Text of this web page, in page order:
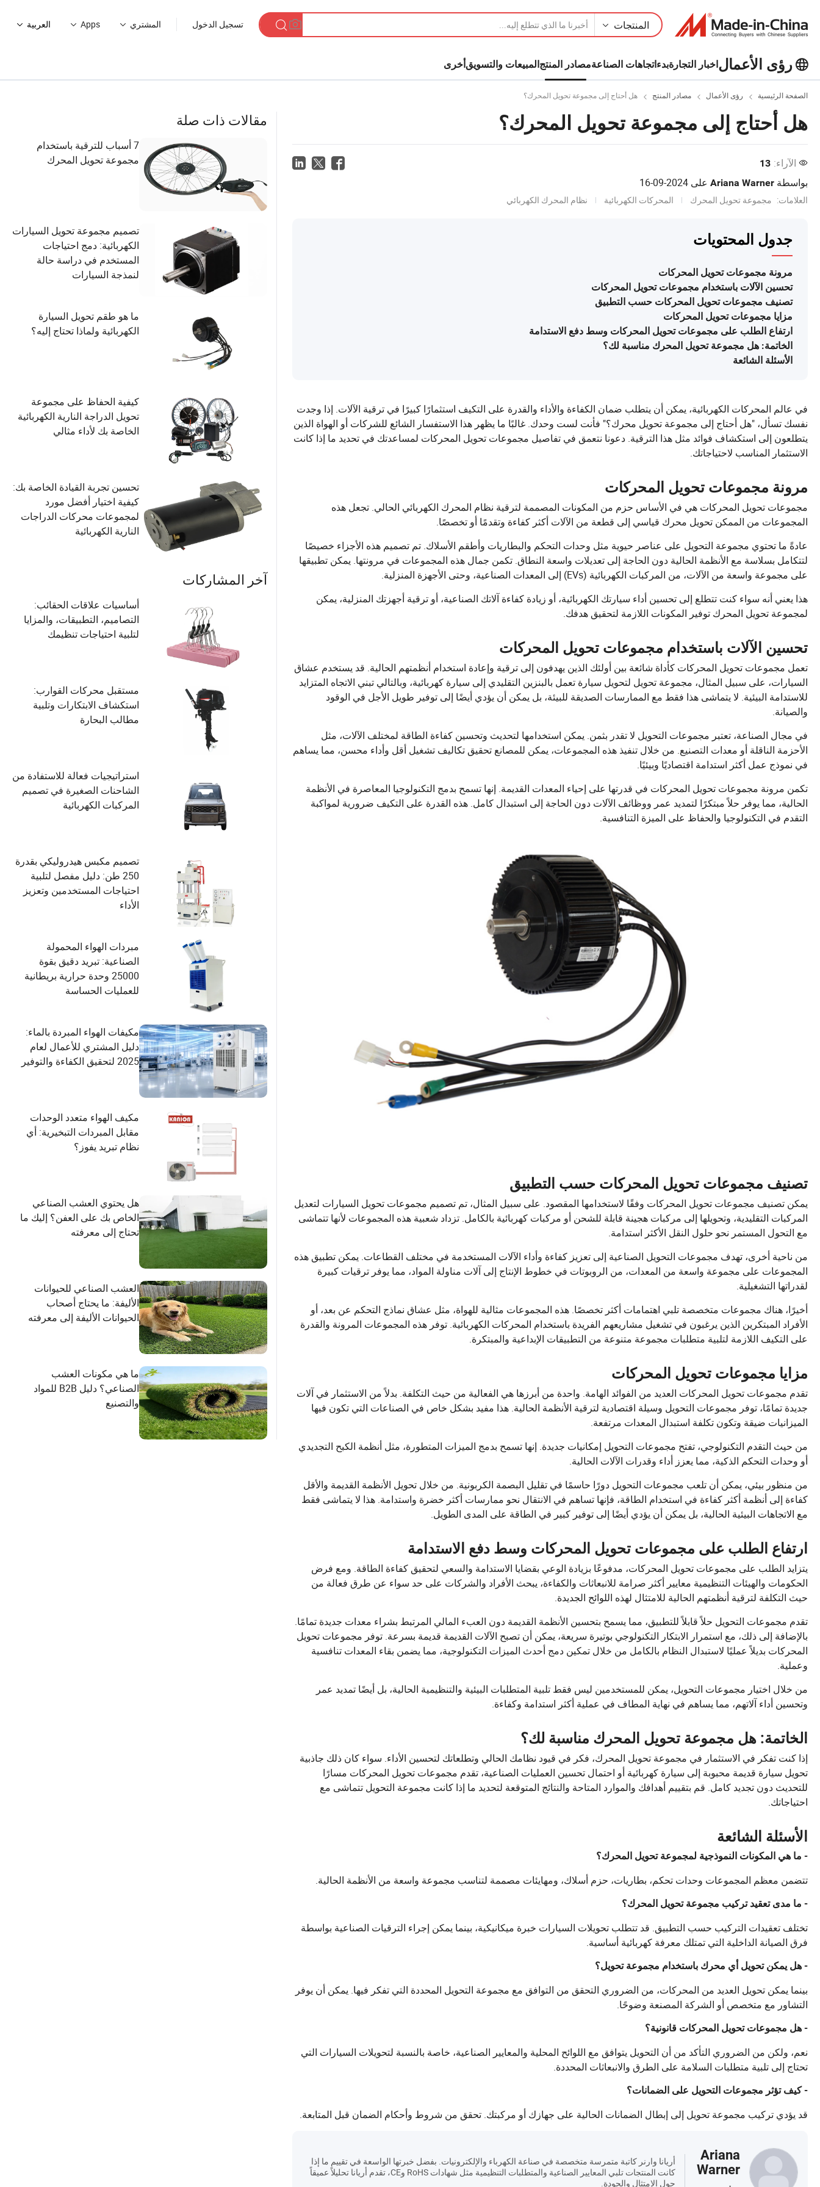
المنتجات تسجيل الدخول المشتري Apps العربية
رؤى الأعمالاخبار التجارةبدءاتجاهات الصناعةمصادر المنتجالمبيعات والتسويقأخرى
استكشف المزيد من المقالات الشهيرة
على رؤى الأعمال!
عرض المزيد
الصفحة الرئيسية رؤى الأعمال مصادر المنتج هل أحتاج إلى مجموعة تحويل المحرك؟
هل أحتاج إلى مجموعة تحويل المحرك؟
الآراء: 13
بواسطة Ariana Warner على 2024-09-16
العلامات: مجموعة تحويل المحرك المحركات الكهربائية نظام المحرك الكهربائي
جدول المحتويات
مرونة مجموعات تحويل المحركات
تحسين الآلات باستخدام مجموعات تحويل المحركات
تصنيف مجموعات تحويل المحركات حسب التطبيق
مزايا مجموعات تحويل المحركات
ارتفاع الطلب على مجموعات تحويل المحركات وسط دفع الاستدامة
الخاتمة: هل مجموعة تحويل المحرك مناسبة لك؟
الأسئلة الشائعة
في عالم المحركات الكهربائية، يمكن أن يتطلب ضمان الكفاءة والأداء والقدرة على التكيف استثمارًا كبيرًا في ترقية الآلات. إذا وجدت
نفسك تسأل، "هل أحتاج إلى مجموعة تحويل محرك؟" فأنت لست وحدك. غالبًا ما يظهر هذا الاستفسار الشائع للشركات أو الهواة الذين
يتطلعون إلى استكشاف فوائد مثل هذا الترقية. دعونا نتعمق في تفاصيل مجموعات تحويل المحركات لمساعدتك في تحديد ما إذا كانت
الاستثمار المناسب لاحتياجاتك.
مرونة مجموعات تحويل المحركات
مجموعات تحويل المحركات هي في الأساس حزم من المكونات المصممة لترقية نظام المحرك الكهربائي الحالي. تجعل هذه
المجموعات من الممكن تحويل محرك قياسي إلى قطعة من الآلات أكثر كفاءة وتقدمًا أو تخصصًا.
عادةً ما تحتوي مجموعة التحويل على عناصر حيوية مثل وحدات التحكم والبطاريات وأطقم الأسلاك. تم تصميم هذه الأجزاء خصيصًا
لتتكامل بسلاسة مع الأنظمة الحالية دون الحاجة إلى تعديلات واسعة النطاق. تكمن جمال هذه المجموعات في مرونتها. يمكن تطبيقها
على مجموعة واسعة من الآلات، من المركبات الكهربائية (EVs) إلى المعدات الصناعية، وحتى الأجهزة المنزلية.
هذا يعني أنه سواء كنت تتطلع إلى تحسين أداء سيارتك الكهربائية، أو زيادة كفاءة آلاتك الصناعية، أو ترقية أجهزتك المنزلية، يمكن
لمجموعة تحويل المحرك توفير المكونات اللازمة لتحقيق هدفك.
تحسين الآلات باستخدام مجموعات تحويل المحركات
تعمل مجموعات تحويل المحركات كأداة شائعة بين أولئك الذين يهدفون إلى ترقية وإعادة استخدام أنظمتهم الحالية. قد يستخدم عشاق
السيارات، على سبيل المثال، مجموعة تحويل لتحويل سيارة تعمل بالبنزين التقليدي إلى سيارة كهربائية، وبالتالي تبني الاتجاه المتزايد
للاستدامة البيئية. لا يتماشى هذا فقط مع الممارسات الصديقة للبيئة، بل يمكن أن يؤدي أيضًا إلى توفير طويل الأجل في الوقود
والصيانة.
في مجال الصناعة، تعتبر مجموعات التحويل لا تقدر بثمن. يمكن استخدامها لتحديث وتحسين كفاءة الطاقة لمختلف الآلات، مثل
الأحزمة الناقلة أو معدات التصنيع. من خلال تنفيذ هذه المجموعات، يمكن للمصانع تحقيق تكاليف تشغيل أقل وأداء محسن، مما يساهم
في نموذج عمل أكثر استدامة اقتصاديًا وبيئيًا.
تكمن مرونة مجموعات تحويل المحركات في قدرتها على إحياء المعدات القديمة. إنها تسمح بدمج التكنولوجيا المعاصرة في الأنظمة
الحالية، مما يوفر حلاً مبتكرًا لتمديد عمر ووظائف الآلات دون الحاجة إلى استبدال كامل. هذه القدرة على التكيف ضرورية لمواكبة
التقدم في التكنولوجيا والحفاظ على الميزة التنافسية.
تصنيف مجموعات تحويل المحركات حسب التطبيق
يمكن تصنيف مجموعات تحويل المحركات وفقًا لاستخدامها المقصود. على سبيل المثال، تم تصميم مجموعات تحويل السيارات لتعديل
المركبات التقليدية، وتحويلها إلى مركبات هجينة قابلة للشحن أو مركبات كهربائية بالكامل. تزداد شعبية هذه المجموعات لأنها تتماشى
مع التحول المستمر نحو حلول النقل الأكثر استدامة.
من ناحية أخرى، تهدف مجموعات التحويل الصناعية إلى تعزيز كفاءة وأداء الآلات المستخدمة في مختلف القطاعات. يمكن تطبيق هذه
المجموعات على مجموعة واسعة من المعدات، من الروبوتات في خطوط الإنتاج إلى آلات مناولة المواد، مما يوفر ترقيات كبيرة
لقدراتها التشغيلية.
أخيرًا، هناك مجموعات متخصصة تلبي اهتمامات أكثر تخصصًا. هذه المجموعات مثالية للهواة، مثل عشاق نماذج التحكم عن بعد، أو
الأفراد المبتكرين الذين يرغبون في تشغيل مشاريعهم الفريدة باستخدام المحركات الكهربائية. توفر هذه المجموعات المرونة والقدرة
على التكيف اللازمة لتلبية متطلبات مجموعة متنوعة من التطبيقات الإبداعية والمبتكرة.
مزايا مجموعات تحويل المحركات
تقدم مجموعات تحويل المحركات العديد من الفوائد الهامة. واحدة من أبرزها هي الفعالية من حيث التكلفة. بدلاً من الاستثمار في آلات
جديدة تمامًا، توفر مجموعات التحويل وسيلة اقتصادية لترقية الأنظمة الحالية. هذا مفيد بشكل خاص في الصناعات التي تكون فيها
الميزانيات ضيقة وتكون تكلفة استبدال المعدات مرتفعة.
من حيث التقدم التكنولوجي، تفتح مجموعات التحويل إمكانيات جديدة. إنها تسمح بدمج الميزات المتطورة، مثل أنظمة الكبح التجديدي
أو وحدات التحكم الذكية، مما يعزز أداء وقدرات الآلات الحالية.
من منظور بيئي، يمكن أن تلعب مجموعات التحويل دورًا حاسمًا في تقليل البصمة الكربونية. من خلال تحويل الأنظمة القديمة والأقل
كفاءة إلى أنظمة أكثر كفاءة في استخدام الطاقة، فإنها تساهم في الانتقال نحو ممارسات أكثر خضرة واستدامة. هذا لا يتماشى فقط
مع الاتجاهات البيئية الحالية، بل يمكن أن يؤدي أيضًا إلى توفير كبير في الطاقة على المدى الطويل.
ارتفاع الطلب على مجموعات تحويل المحركات وسط دفع الاستدامة
يتزايد الطلب على مجموعات تحويل المحركات، مدفوعًا بزيادة الوعي بقضايا الاستدامة والسعي لتحقيق كفاءة الطاقة. ومع فرض
الحكومات والهيئات التنظيمية معايير أكثر صرامة للانبعاثات والكفاءة، يبحث الأفراد والشركات على حد سواء عن طرق فعالة من
حيث التكلفة لترقية أنظمتهم الحالية للامتثال لهذه اللوائح الجديدة.
تقدم مجموعات التحويل حلاً قابلاً للتطبيق، مما يسمح بتحسين الأنظمة القديمة دون العبء المالي المرتبط بشراء معدات جديدة تمامًا.
بالإضافة إلى ذلك، مع استمرار الابتكار التكنولوجي بوتيرة سريعة، يمكن أن تصبح الآلات القديمة قديمة بسرعة. توفر مجموعات تحويل
المحركات بديلاً عمليًا لاستبدال النظام بالكامل من خلال تمكين دمج أحدث الميزات التكنولوجية، مما يضمن بقاء المعدات تنافسية
وعملية.
من خلال اختيار مجموعات التحويل، يمكن للمستخدمين ليس فقط تلبية المتطلبات البيئية والتنظيمية الحالية، بل أيضًا تمديد عمر
وتحسين أداء آلاتهم، مما يساهم في نهاية المطاف في عملية أكثر استدامة وكفاءة.
الخاتمة: هل مجموعة تحويل المحرك مناسبة لك؟
إذا كنت تفكر في الاستثمار في مجموعة تحويل المحرك، فكر في قيود نظامك الحالي وتطلعاتك لتحسين الأداء. سواء كان ذلك جاذبية
تحويل سيارة قديمة محبوبة إلى سيارة كهربائية أو احتمال تحسين العمليات الصناعية، تقدم مجموعات تحويل المحركات مسارًا
للتحديث دون تجديد كامل. قم بتقييم أهدافك والموارد المتاحة والنتائج المتوقعة لتحديد ما إذا كانت مجموعة التحويل تتماشى مع
احتياجاتك.
الأسئلة الشائعة
- ما هي المكونات النموذجية لمجموعة تحويل المحرك؟
تتضمن معظم المجموعات وحدات تحكم، بطاريات، حزم أسلاك، ومهايئات مصممة لتناسب مجموعة واسعة من الأنظمة الحالية.
- ما مدى تعقيد تركيب مجموعة تحويل المحرك؟
تختلف تعقيدات التركيب حسب التطبيق. قد تتطلب تحويلات السيارات خبرة ميكانيكية، بينما يمكن إجراء الترقيات الصناعية بواسطة
فرق الصيانة الداخلية التي تمتلك معرفة كهربائية أساسية.
- هل يمكن تحويل أي محرك باستخدام مجموعة تحويل؟
بينما يمكن تحويل العديد من المحركات، من الضروري التحقق من التوافق مع مجموعة التحويل المحددة التي تفكر فيها. يمكن أن يوفر
التشاور مع متخصص أو الشركة المصنعة وضوحًا.
- هل مجموعات تحويل المحركات قانونية؟
نعم، ولكن من الضروري التأكد من أن التحويل يتوافق مع اللوائح المحلية والمعايير الصناعية، خاصة بالنسبة لتحويلات السيارات التي
تحتاج إلى تلبية متطلبات السلامة على الطرق والانبعاثات المحددة.
- كيف تؤثر مجموعات التحويل على الضمانات؟
قد يؤدي تركيب مجموعة تحويل إلى إبطال الضمانات الحالية على جهازك أو مركبتك. تحقق من شروط وأحكام الضمان قبل المتابعة.
Ariana
Warner
أريانا وارنر كاتبة متمرسة متخصصة في صناعة الكهرباء والإلكترونيات. بفضل خبرتها الواسعة في تقييم ما إذا
كانت المنتجات تلبي المعايير الصناعية والمتطلبات التنظيمية مثل شهادات RoHS وCE، تقدم أريانا تحليلاً عميقاً
حول الامتثال والجودة.
مقالات ذات صلة
7 أسباب للترقية باستخدام
مجموعة تحويل المحرك
تصميم مجموعة تحويل السيارات
الكهربائية: دمج احتياجات
المستخدم في دراسة حالة
لنمذجة السيارات
ما هو طقم تحويل السيارة
الكهربائية ولماذا تحتاج إليه؟
كيفية الحفاظ على مجموعة
تحويل الدراجة النارية الكهربائية
الخاصة بك لأداء مثالي
تحسين تجربة القيادة الخاصة بك:
كيفية اختيار أفضل مورد
لمجموعات محركات الدراجات
النارية الكهربائية
آخر المشاركات
أساسيات علاقات الحقائب:
التصاميم، التطبيقات، والمزايا
لتلبية احتياجات تنظيمك
مستقبل محركات القوارب:
استكشاف الابتكارات وتلبية
مطالب البحارة
استراتيجيات فعالة للاستفادة من
الشاحنات الصغيرة في تصميم
المركبات الكهربائية
تصميم مكبس هيدروليكي بقدرة
250 طن: دليل مفصل لتلبية
احتياجات المستخدمين وتعزيز
الأداء
مبردات الهواء المحمولة
الصناعية: تبريد دقيق بقوة
25000 وحدة حرارية بريطانية
للعمليات الحساسة
مكيفات الهواء المبردة بالماء:
دليل المشتري للأعمال لعام
2025 لتحقيق الكفاءة والتوفير
مكيف الهواء متعدد الوحدات
مقابل المبردات التبخيرية: أي
نظام تبريد يفوز؟
هل يحتوي العشب الصناعي
الخاص بك على العفن؟ إليك ما
تحتاج إلى معرفته
العشب الصناعي للحيوانات
الأليفة: ما يحتاج أصحاب
الحيوانات الأليفة إلى معرفته
ما هي مكونات العشب
الصناعي؟ دليل B2B للمواد
والتصنيع